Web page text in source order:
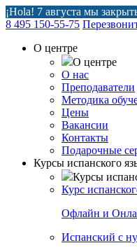
¡Hola! 7 августа мы
8 495 150-55-75
О центре
О центре
О нас
Преподаватели
Методика
Цены
Вакансии
Контакты
Подарочные
Курсы испанского
Курсы
Курс
Офлайн и
Испанский с